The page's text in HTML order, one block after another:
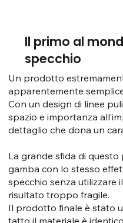
Il primo al
specchio
Un prodotto
apparentemente
Con un design di linee
spazio e importanza
dettaglio che dona un
La grande sfida di
gamba con lo stesso
specchio senza utilizzare
risultato troppo fragile.
Il prodotto finale è stato
tatto il materiale è